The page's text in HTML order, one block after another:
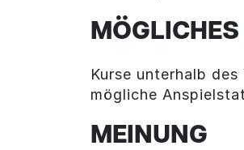
Kurse unterhalb
mögliche
MEINUNG